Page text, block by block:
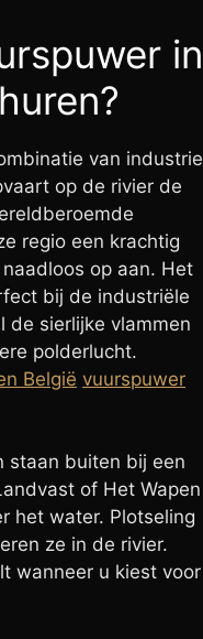
in
van industrie
op de rivier de
regio een krachtig
op aan. Het
bij de industriële
de sierlijke vlammen
polderlucht.
België vuurspuwer
staan buiten bij een
of Het Wapen
het water. Plotseling
ze in de rivier.
wanneer u kiest voor